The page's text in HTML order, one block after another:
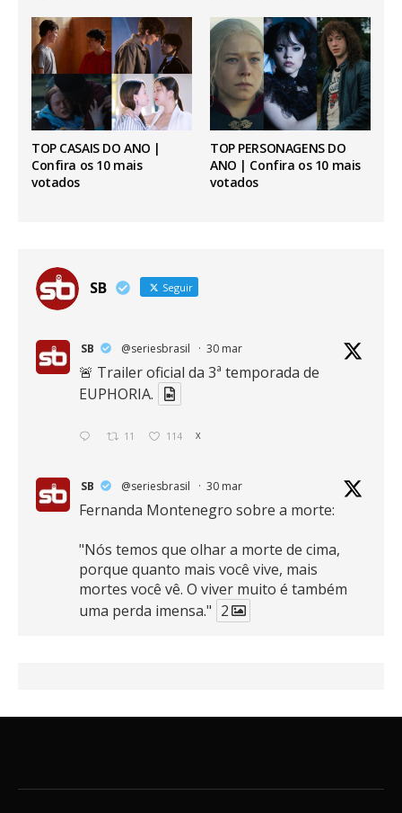
TOP CASAIS DO ANO |
Confira os 10 mais
votados
TOP PERSONAGENS DO
ANO | Confira os 10 mais
votados
SB Seguir
SB @seriesbrasil · 30 mar
🚨 Trailer oficial da 3ª temporada de
EUPHORIA.
11 114 X
SB @seriesbrasil · 30 mar
Fernanda Montenegro sobre a morte:
"Nós temos que olhar a morte de cima,
porque quanto mais você vive, mais
mortes você vê. O viver muito é também
uma perda imensa." 2
16 389 X